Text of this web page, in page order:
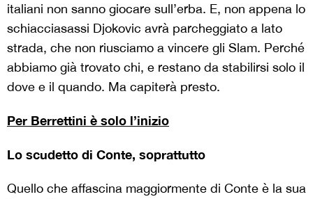
italiani non sanno giocare sull’erba. E, non appena lo
schiacciasassi Djokovic avrà parcheggiato a lato
strada, che non riusciamo a vincere gli Slam. Perché
abbiamo già trovato chi, e restano da stabilirsi solo il
dove e il quando. Ma capiterà presto.
Per Berrettini è solo l’inizio
Lo scudetto di Conte, soprattutto
Quello che affascina maggiormente di Conte è la sua